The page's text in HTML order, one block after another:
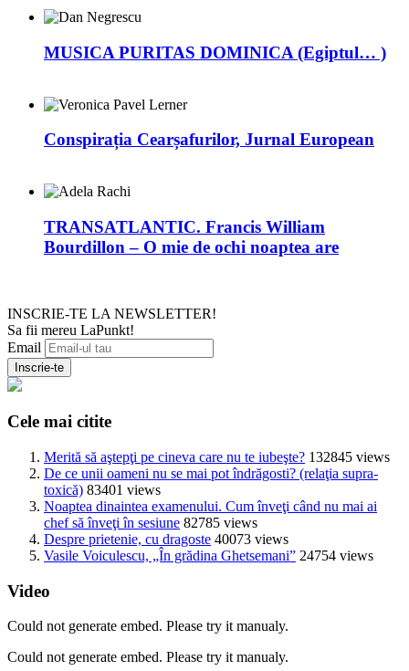
MUSICA PURITAS DOMINICA (Egiptul… )
Conspirația Cearșafurilor, Jurnal European
TRANSATLANTIC. Francis William
Bourdillon – O mie de ochi noaptea are
INSCRIE-TE LA NEWSLETTER!
Sa fii mereu LaPunkt!
Email
Cele mai citite
Merită să aştepţi pe cineva care nu te iubeşte? 132845 views
De ce unii oameni nu se mai pot îndrăgosti? (relaţia supra-
toxică) 83401 views
Noaptea dinaintea examenului. Cum înveţi când nu mai ai
chef să înveţi în sesiune 82785 views
Despre prietenie, cu dragoste 40073 views
Vasile Voiculescu, „În grădina Ghetsemani” 24754 views
Video
Could not generate embed. Please try it manualy.
Could not generate embed. Please try it manualy.